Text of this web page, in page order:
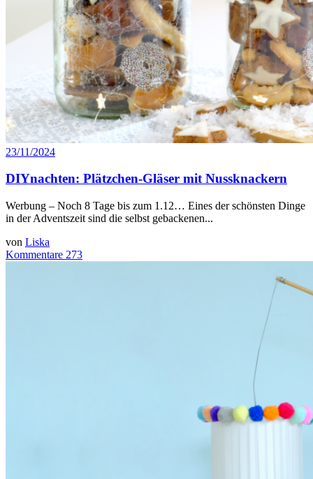
23/11/2024
DIYnachten: Plätzchen-Gläser mit Nussknackern
Werbung – Noch 8 Tage bis zum 1.12… Eines der schönsten Dinge
in der Adventszeit sind die selbst gebackenen...
von Liska
Kommentare 273